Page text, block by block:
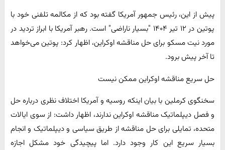
پیش از این، رئیس جمهور آمریکا گفته بود که از مکالمه تلفنی خود با
پوتین در ۱۲ تیر ۱۴۰۴ "بسیار ناراضی" است. رهبر آمریکا با ابراز تردید در
مورد نیت مسکو برای حل مناقشه اوکراین، اظهار کرد: پوتین می‌خواهد
تا آخر پیش برود.
حل سریع مناقشه اوکراین ممکن نیست
سخنگوی کرملین با بیان اینکه روسیه و آمریکا اختلاف نظری درباره حل
و فصل دیپلماتیک مناقشه اوکراین ندارند، اظهار داشت: از سوی ایالات
متحده، تمایلی برای حل مناقشه از طریق سیاسی و دیپلماتیک و انجام
بسیار سریع این کار وجود دارد. اما پیچیدگی خود مشکل اجازه